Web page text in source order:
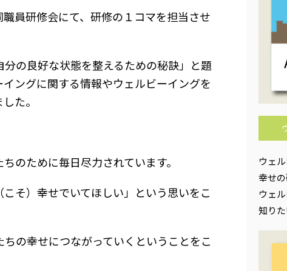
員研修会にて、研修の１コマを担当させ
の良好な状態を整えるための秘訣」と題
ングに関する情報やウェルビーイングを
た。
のために毎日尽力されています。
そ）幸せでいてほしい」という思いをこ
の幸せにつながっていくということをこ
ウェ
幸せ
ウェ
知り